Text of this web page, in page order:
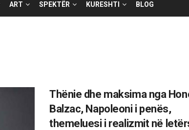
ART SPEKTËR KURESHTI BLOG
Thënie dhe maksima nga
Balzac, Napoleoni i penës,
themeluesi i realizmit në